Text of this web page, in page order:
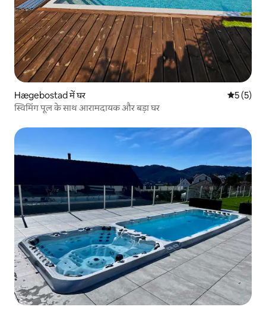
Hægebostad में घर औसत रेटिंग
5 (5)
स्विमिंग पूल के साथ आरामदायक और बड़ा घर